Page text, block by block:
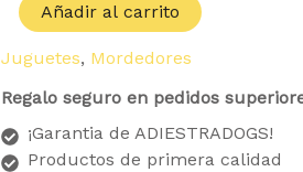
Añadir al carrito
Juguetes, Mordedores
Regalo seguro en pedidos
¡Garantia de ADIESTRADOGS!
Productos de primera calidad